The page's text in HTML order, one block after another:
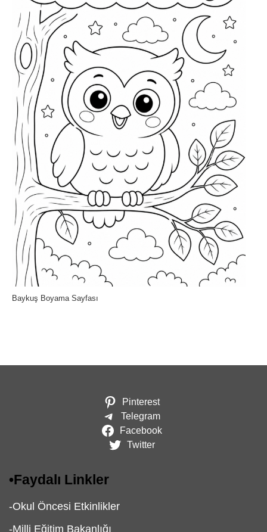
Baykuş Boyama Sayfası
Pinterest
Telegram
Facebook
Twitter
•Faydalı Linkler
-Okul Öncesi Etkinlikler
-Milli Eğitim Bakanlığı